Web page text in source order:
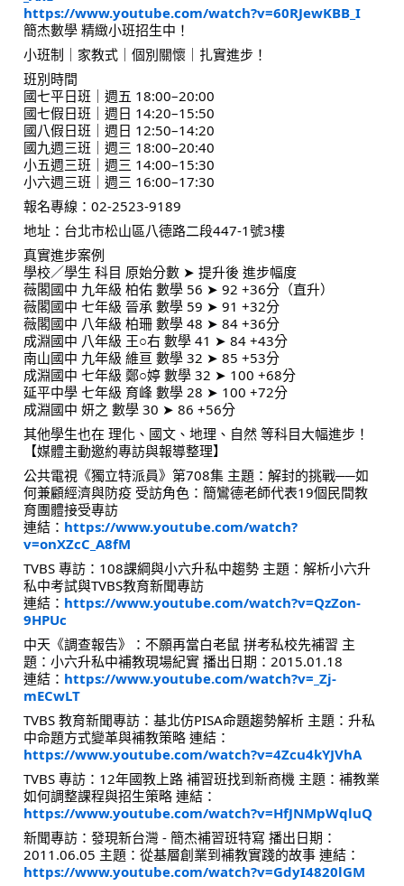
https://www.youtube.com/watch?v=60RJewKBB_I
簡杰數學 精緻小班招生中！
小班制｜家教式｜個別關懷｜扎實進步！
班別時間
國七平日班｜週五 18:00–20:00
國七假日班｜週日 14:20–15:50
國八假日班｜週日 12:50–14:20
國九週三班｜週三 18:00–20:40
小五週三班｜週三 14:00–15:30
小六週三班｜週三 16:00–17:30
報名專線：02-2523-9189
地址：台北市松山區八德路二段447-1號3樓
真實進步案例
學校／學生 科目 原始分數 ➤ 提升後 進步幅度
薇閣國中 九年級 柏佑 數學 56 ➤ 92 +36分（直升）
薇閣國中 七年級 晉承 數學 59 ➤ 91 +32分
薇閣國中 八年級 柏珊 數學 48 ➤ 84 +36分
成淵國中 八年級 王○右 數學 41 ➤ 84 +43分
南山國中 九年級 維亘 數學 32 ➤ 85 +53分
成淵國中 七年級 鄭○婷 數學 32 ➤ 100 +68分
延平中學 七年級 育峰 數學 28 ➤ 100 +72分
成淵國中 妍之 數學 30 ➤ 86 +56分
其他學生也在 理化、國文、地理、自然 等科目大幅進步！
【媒體主動邀約專訪與報導整理】
公共電視《獨立特派員》第708集 主題：解封的挑戰──如
何兼顧經濟與防疫 受訪角色：簡鸞德老師代表19個民間教
育團體接受專訪
連結： https://www.youtube.com/watch?
v=onXZcC_A8fM
TVBS 專訪：108課綱與小六升私中趨勢 主題：解析小六升
私中考試與TVBS教育新聞專訪
連結： https://www.youtube.com/watch?v=QzZon-
9HPUc
中天《調查報告》：不願再當白老鼠 拼考私校先補習 主
題：小六升私中補教現場紀實 播出日期：2015.01.18
連結： https://www.youtube.com/watch?v=_Zj-
mECwLT
TVBS 教育新聞專訪：基北仿PISA命題趨勢解析 主題：升私
中命題方式變革與補教策略 連結：
https://www.youtube.com/watch?v=4Zcu4kYJVhA
TVBS 專訪：12年國教上路 補習班找到新商機 主題：補教業
如何調整課程與招生策略 連結：
https://www.youtube.com/watch?v=HfJNMpWqluQ
新聞專訪：發現新台灣 - 簡杰補習班特寫 播出日期：
2011.06.05 主題：從基層創業到補教實踐的故事 連結：
https://www.youtube.com/watch?v=GdyI4820lGM